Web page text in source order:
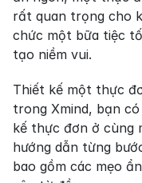
rất quan trọng cho
chức một bữa tiệc
tạo niềm vui.
Thiết kế một thực
trong Xmind, bạn
kế thực đơn ở cùng
hướng dẫn từng
bao gồm các mẹo